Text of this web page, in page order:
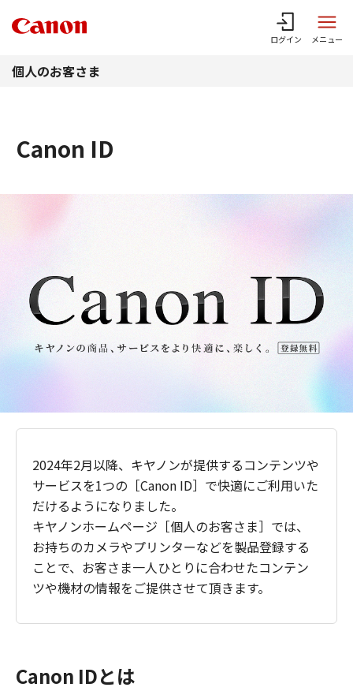
ログイン メニュー
個人のお客さま
Canon ID
2024年2月以降、キヤノンが提供するコンテンツや
サービスを1つの［Canon ID］で快適にご利用いた
だけるようになりました。
キヤノンホームページ［個人のお客さま］では、
お持ちのカメラやプリンターなどを製品登録する
ことで、お客さま一人ひとりに合わせたコンテン
ツや機材の情報をご提供させて頂きます。
Canon IDとは